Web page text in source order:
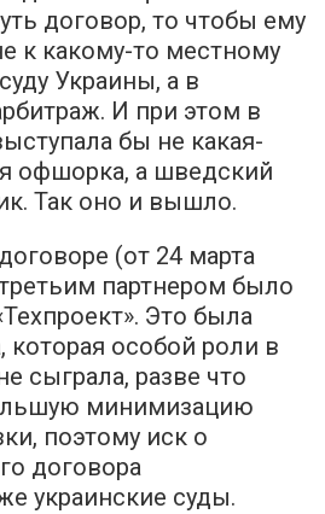
договор, то чтобы ему
к какому-то местному
Украины, а в
И при этом в
бы не какая-
офшорка, а шведский
Так оно и вышло.
(от 24 марта
партнером было
Это была
особой роли в
сыграла, разве что
минимизацию
поэтому иск о
договора
украинские суды.